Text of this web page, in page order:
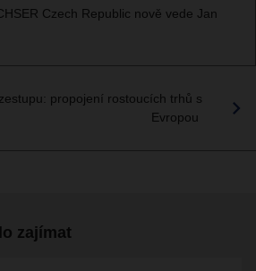
Czech Republic nově vede Jan
propojení rostoucích trhů s
Evropou
zajímat